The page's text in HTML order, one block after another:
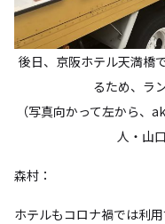
後日、京阪ホテル天満橋
るため、ラ
（写真向かって左から
人・山
森村：
ホテルもコロナ禍では利